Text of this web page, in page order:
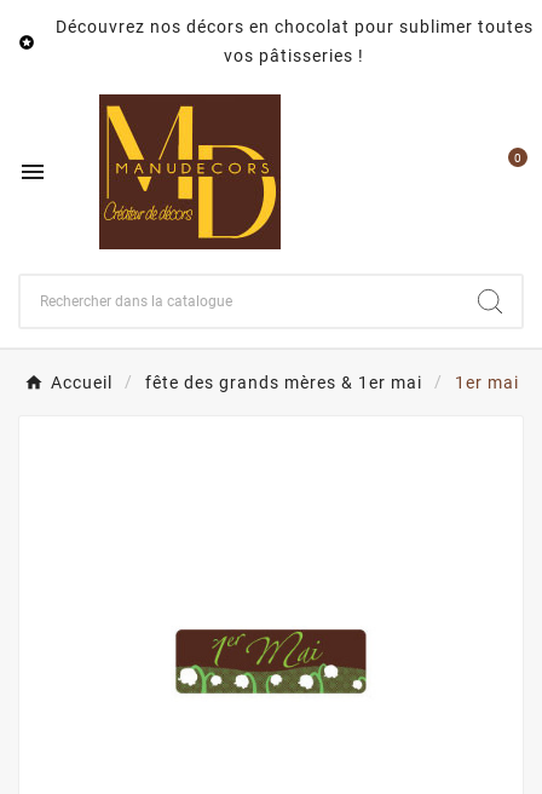

Découvrez nos décors en chocolat pour sublimer toutes
vos pâtisseries !
 0
Accueil fête des grands mères & 1er mai 1er mai